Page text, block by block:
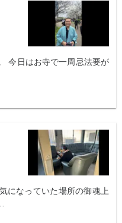
今日はお寺で一周忌法要が
になっていた場所の御魂上